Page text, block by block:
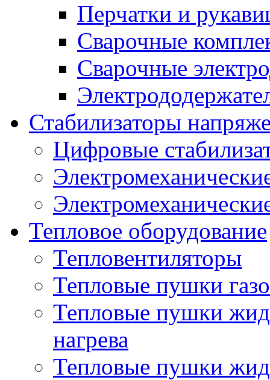
Перчатки и
Сварочные
Сварочные
Стабилизаторы
Цифровые
Тепловое оборудование
Тепловентиляторы
Тепловые пушки
Тепловые пушки
нагрева
Тепловые пушки